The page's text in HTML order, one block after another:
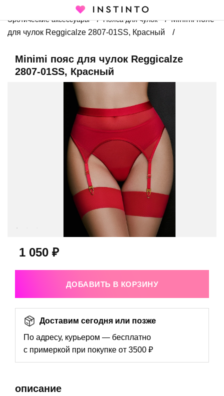
Каталог
Эротическое белье
Эротические аксессуары
Пояса для чулок
Minimi пояс
для чулок Reggicalze 2807-01SS, Красный
Minimi пояс для чулок Reggicalze
2807-01SS, Красный
1 050 ₽
ДОБАВИТЬ В КОРЗИНУ
Доставим сегодня или позже
По адресу, курьером — бесплатно
с примеркой при покупке от 3500 ₽
описание